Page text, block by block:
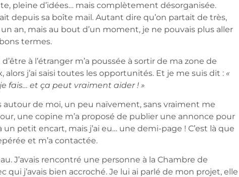
pleine d’idées… mais complètement désorganisée.
depuis sa boîte mail. Autant dire qu’on partait de très,
an, mais au bout d’un moment, je ne pouvais plus aller
termes.
à l’étranger m’a poussée à sortir de ma zone de
alors j’ai saisi toutes les opportunités. Et je me suis dit : «
fais… et ça peut vraiment aider ! »
autour de moi, un peu naïvement, sans vraiment me
une copine m’a proposé de publier une annonce pour
petit encart, mais j’ai eu… une demi-page ! C’est là que
et m’a contactée.
J’avais rencontré une personne à la Chambre de
qui j’avais bien accroché. Je lui ai parlé de mon projet, elle